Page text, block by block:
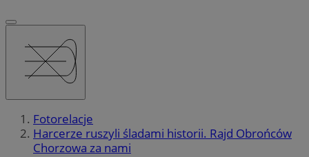
Fotorelacje
Harcerze ruszyli śladami historii. Rajd Obrońców
Chorzowa za nami